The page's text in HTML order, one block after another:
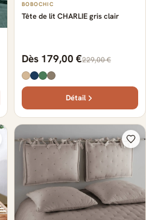
BOBOCHIC
Tête de lit CHARLIE gris clair
Dès 179,00 €229,00 €
Détail